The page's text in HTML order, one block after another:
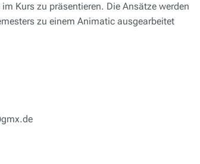
Kurs zu präsentieren. Die Ansätze werden
zu einem Animatic ausgearbeitet